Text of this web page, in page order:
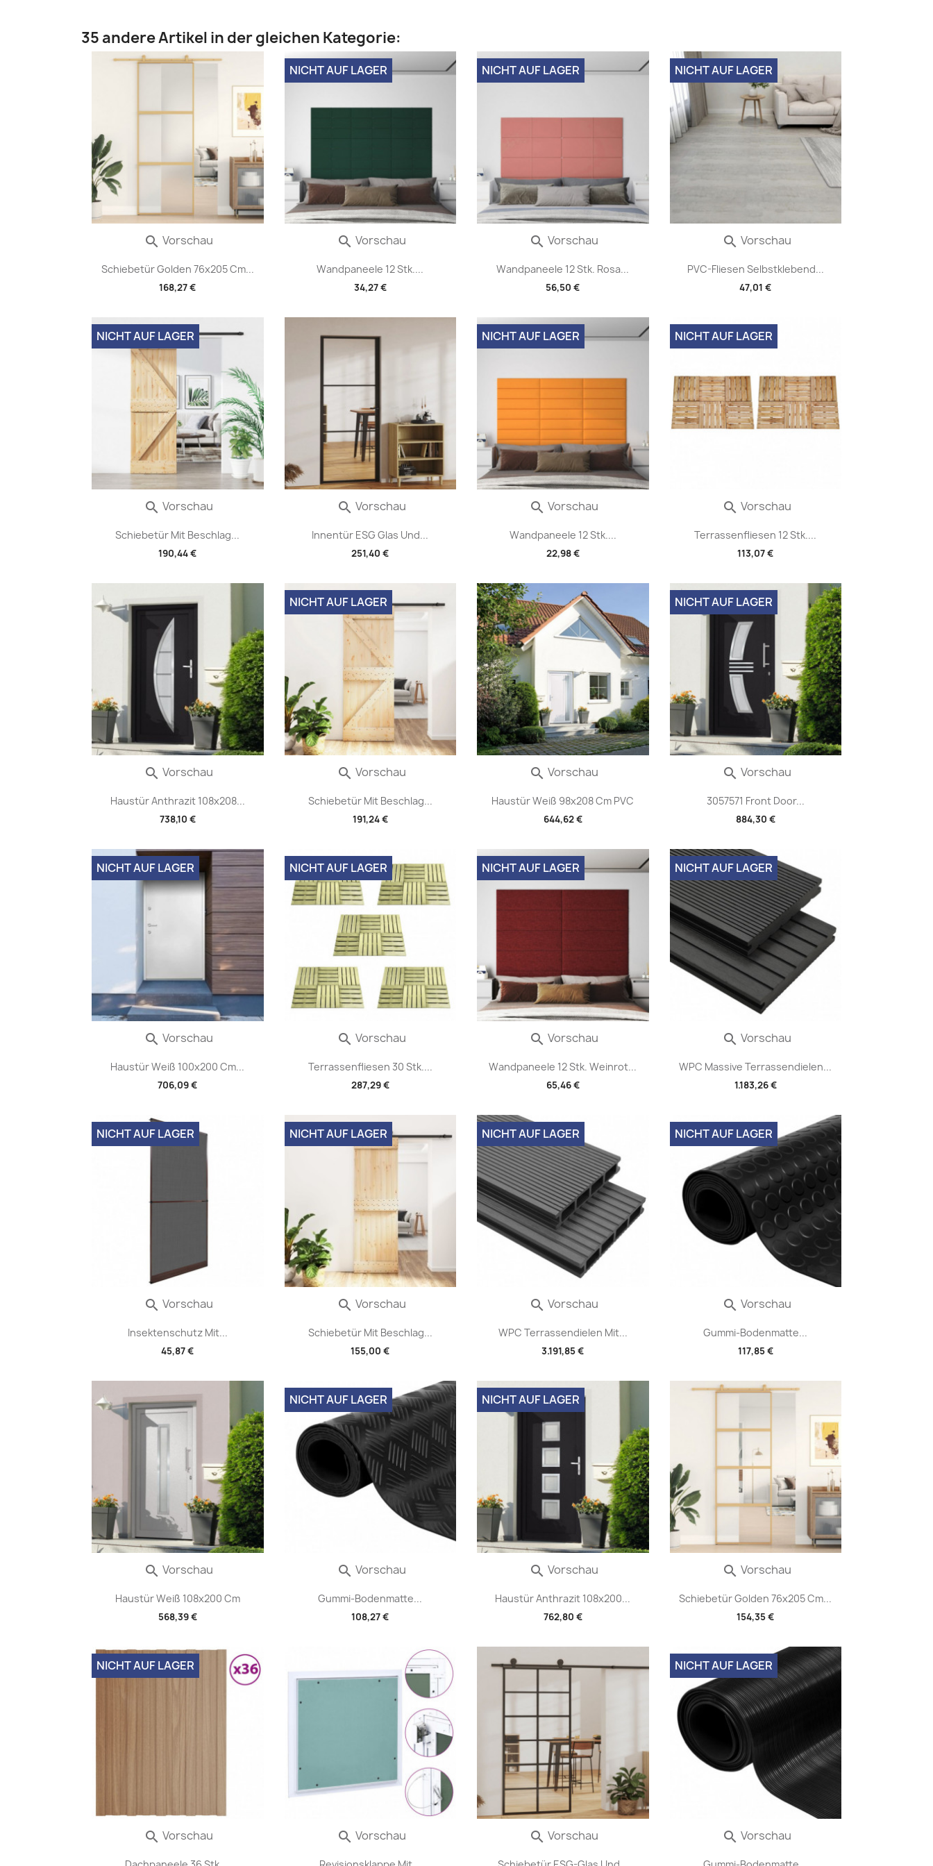
35 andere Artikel in der gleichen Kategorie:
Schiebetür Golden 76x205 Cm...
168,27 €
 Vorschau
Wandpaneele 12 Stk....
34,27 €
NICHT AUF LAGER
 Vorschau
Wandpaneele 12 Stk. Rosa...
56,50 €
NICHT AUF LAGER
 Vorschau
PVC-Fliesen Selbstklebend...
47,01 €
NICHT AUF LAGER
 Vorschau
Schiebetür Mit Beschlag...
190,44 €
NICHT AUF LAGER
 Vorschau
Innentür ESG Glas Und...
251,40 €
 Vorschau
Wandpaneele 12 Stk....
22,98 €
NICHT AUF LAGER
 Vorschau
Terrassenfliesen 12 Stk....
113,07 €
NICHT AUF LAGER
 Vorschau
Haustür Anthrazit 108x208...
738,10 €
 Vorschau
Schiebetür Mit Beschlag...
191,24 €
NICHT AUF LAGER
 Vorschau
Haustür Weiß 98x208 Cm PVC
644,62 €
 Vorschau
3057571 Front Door...
884,30 €
NICHT AUF LAGER
 Vorschau
Haustür Weiß 100x200 Cm...
706,09 €
NICHT AUF LAGER
 Vorschau
Terrassenfliesen 30 Stk....
287,29 €
NICHT AUF LAGER
 Vorschau
Wandpaneele 12 Stk. Weinrot...
65,46 €
NICHT AUF LAGER
 Vorschau
WPC Massive Terrassendielen...
1.183,26 €
NICHT AUF LAGER
 Vorschau
Insektenschutz Mit...
45,87 €
NICHT AUF LAGER
 Vorschau
Schiebetür Mit Beschlag...
155,00 €
NICHT AUF LAGER
 Vorschau
WPC Terrassendielen Mit...
3.191,85 €
NICHT AUF LAGER
 Vorschau
Gummi-Bodenmatte...
117,85 €
NICHT AUF LAGER
 Vorschau
Haustür Weiß 108x200 Cm
568,39 €
 Vorschau
Gummi-Bodenmatte...
108,27 €
NICHT AUF LAGER
 Vorschau
Haustür Anthrazit 108x200...
762,80 €
NICHT AUF LAGER
 Vorschau
Schiebetür Golden 76x205 Cm...
154,35 €
 Vorschau
NICHT AUF LAGER
 Vorschau  Vorschau  Vorschau
NICHT AUF LAGER
 Vorschau